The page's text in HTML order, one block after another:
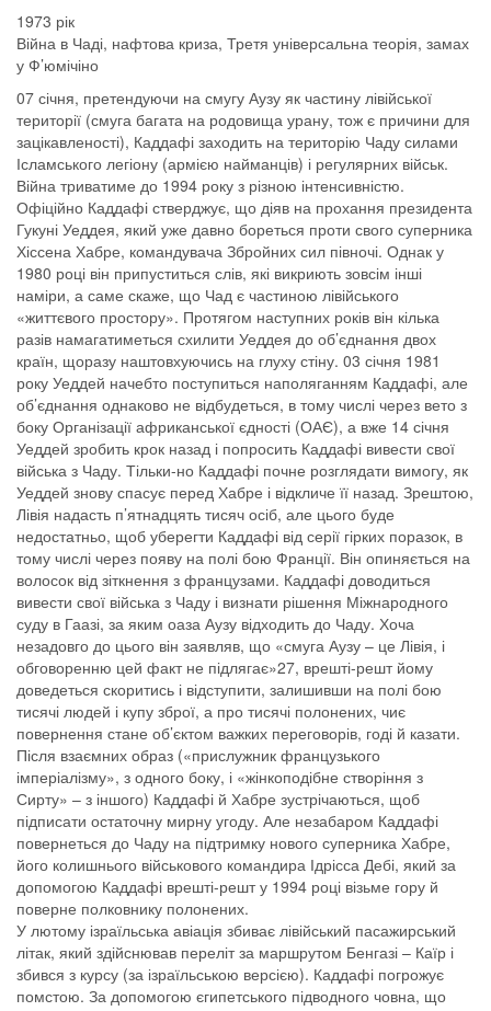
1973 рік
Війна в Чаді, нафтова криза, Третя універсальна теорія, замах
у Ф’юмічіно
07 січня, претендуючи на смугу Аузу як частину лівійської
території (смуга багата на родовища урану, тож є причини для
зацікавленості), Каддафі заходить на територію Чаду силами
Ісламського легіону (армією найманців) і регулярних військ.
Війна триватиме до 1994 року з різною інтенсивністю.
Офіційно Каддафі стверджує, що діяв на прохання президента
Гукуні Уеддея, який уже давно бореться проти свого суперника
Хіссена Хабре, командувача Збройних сил півночі. Однак у
1980 році він припуститься слів, які викриють зовсім інші
наміри, а саме скаже, що Чад є частиною лівійського
«життєвого простору». Протягом наступних років він кілька
разів намагатиметься схилити Уеддея до об’єднання двох
країн, щоразу наштовхуючись на глуху стіну. 03 січня 1981
року Уеддей начебто поступиться наполяганням Каддафі, але
об’єднання однаково не відбудеться, в тому числі через вето з
боку Організації африканської єдності (ОАЄ), а вже 14 січня
Уеддей зробить крок назад і попросить Каддафі вивести свої
війська з Чаду. Тільки-но Каддафі почне розглядати вимогу, як
Уеддей знову спасує перед Хабре і відкличе її назад. Зрештою,
Лівія надасть п’ятнадцять тисяч осіб, але цього буде
недостатньо, щоб уберегти Каддафі від серії гірких поразок, в
тому числі через появу на полі бою Франції. Він опиняється на
волосок від зіткнення з французами. Каддафі доводиться
вивести свої війська з Чаду і визнати рішення Міжнародного
суду в Гаазі, за яким оаза Аузу відходить до Чаду. Хоча
незадовго до цього він заявляв, що «смуга Аузу – це Лівія, і
обговоренню цей факт не підлягає»27, врешті-решт йому
доведеться скоритись і відступити, залишивши на полі бою
тисячі людей і купу зброї, а про тисячі полонених, чиє
повернення стане об’єктом важких переговорів, годі й казати.
Після взаємних образ («прислужник французького
імперіалізму», з одного боку, і «жінкоподібне створіння з
Сирту» – з іншого) Каддафі й Хабре зустрічаються, щоб
підписати остаточну мирну угоду. Але незабаром Каддафі
повернеться до Чаду на підтримку нового суперника Хабре,
його колишнього військового командира Ідрісса Дебі, який за
допомогою Каддафі врешті-решт у 1994 році візьме гору й
поверне полковнику полонених.
У лютому ізраїльська авіація збиває лівійський пасажирський
літак, який здійснював переліт за маршрутом Бенгазі – Каїр і
збився з курсу (за ізраїльською версією). Каддафі погрожує
помстою. За допомогою єгипетського підводного човна, що